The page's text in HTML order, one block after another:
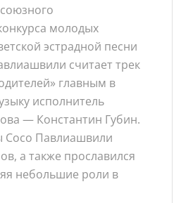
молодых
эстрадной песни
считает трек
главным в
исполнитель
— Константин Губин.
Сосо Павлиашвили
а также прославился
небольшие роли в